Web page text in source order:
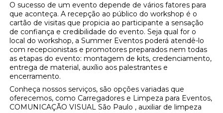
O sucesso de um evento depende de vários fatores para
que aconteça. A recepção ao público do workshop é o
cartão de visitas que propicia ao participante a sensação
de confiança e credibilidade do evento. Seja qual for o
local do workshop, a Summer Eventos poderá atendê-lo
com recepcionistas e promotores preparados nem todas
as etapas do evento: montagem de kits, credenciamento,
entrega de material, auxílio aos palestrantes e
encerramento.
Conheça nossos serviços, são opções variadas que
oferecemos, como Carregadores e Limpeza para Eventos,
COMUNICAÇÃO VISUAL São Paulo , auxiliar de limpeza